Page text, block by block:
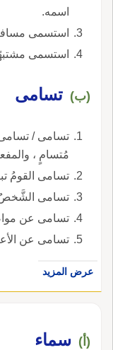
اسمه.
استسمى
استسمى
(ب) تسامى
تسامى / تسامى
مُتسامٍ ،
تسامى القومُ
تسامى الشَّخصُ
تسامى عن
تسامى عن
عرض المزيد
(أ) سماء